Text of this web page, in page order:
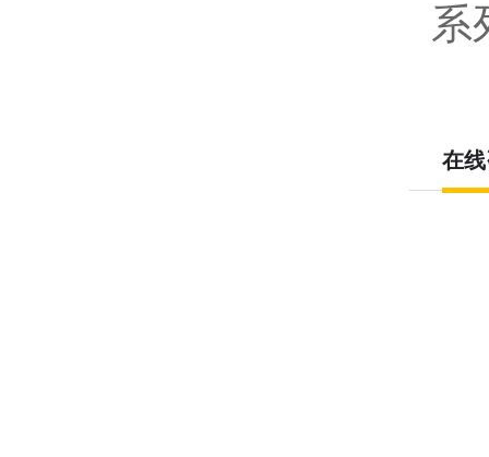
系
在